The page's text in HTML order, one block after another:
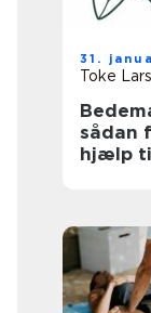
31.
Toke
sådan
hjælp